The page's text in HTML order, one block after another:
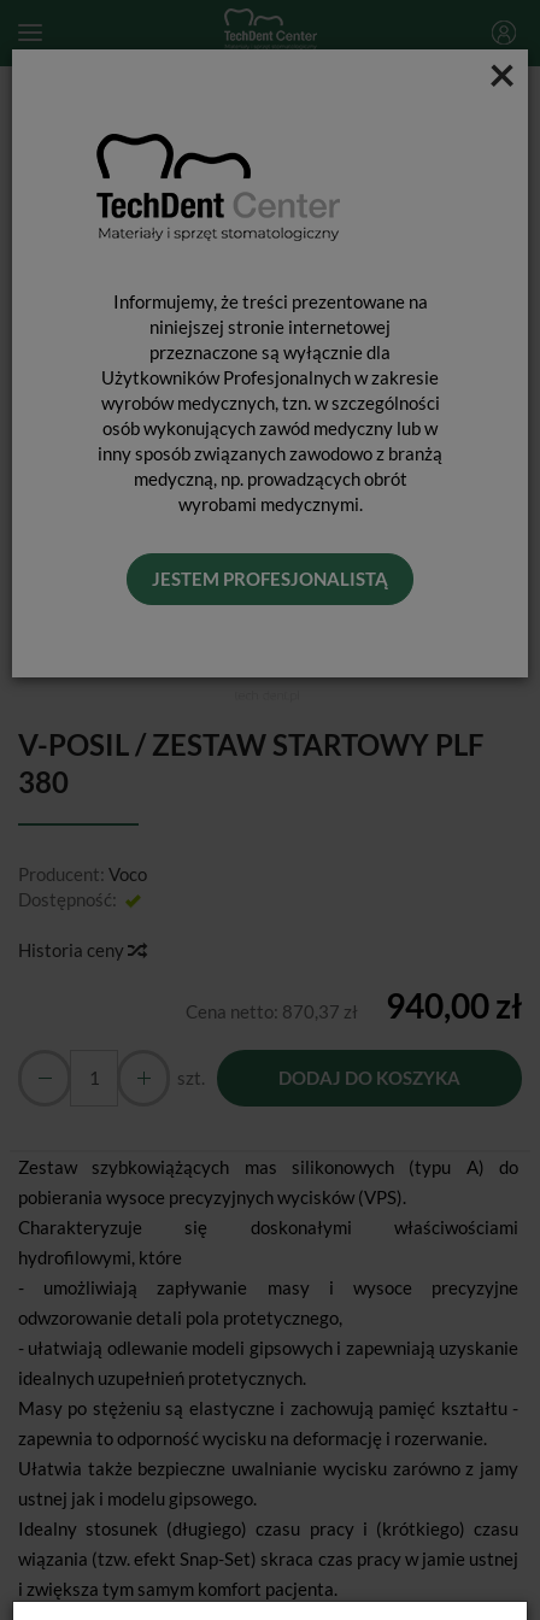
×
Informujemy, że treści prezentowane na
niniejszej stronie internetowej
przeznaczone są wyłącznie dla
Użytkowników Profesjonalnych w zakresie
wyrobów medycznych, tzn. w szczególności
osób wykonujących zawód medyczny lub w
inny sposób związanych zawodowo z branżą
medyczną, np. prowadzących obrót
wyrobami medycznymi.
JESTEM PROFESJONALISTĄ
V-Posil / zestaw startowy PLF 380
V-POSIL / ZESTAW STARTOWY PLF
380
Producent: Voco
Dostępność:
Historia ceny
Cena netto: 870,37 zł 940,00 zł
szt. DODAJ DO KOSZYKA
Zestaw szybkowiążących mas silikonowych (typu A) do
pobierania wysoce precyzyjnych wycisków (VPS).
Charakteryzuje się doskonałymi właściwościami
hydrofilowymi, które
- umożliwiają zapływanie masy i wysoce precyzyjne
odwzorowanie detali pola protetycznego,
- ułatwiają odlewanie modeli gipsowych i zapewniają uzyskanie
idealnych uzupełnień protetycznych.
Masy po stężeniu są elastyczne i zachowują pamięć kształtu -
zapewnia to odporność wycisku na deformację i rozerwanie.
Ułatwia także bezpieczne uwalnianie wycisku zarówno z jamy
ustnej jak i modelu gipsowego.
Idealny stosunek (długiego) czasu pracy i (krótkiego) czasu
wiązania (tzw. efekt Snap-Set) skraca czas pracy w jamie ustnej
i zwiększa tym samym komfort pacjenta.